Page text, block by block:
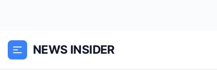
NEWS INSIDER